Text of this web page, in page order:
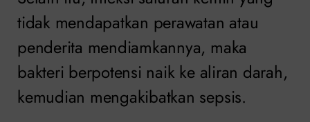
tidak mendapatkan perawatan atau
penderita mendiamkannya, maka
bakteri berpotensi naik ke aliran darah,
kemudian mengakibatkan sepsis.